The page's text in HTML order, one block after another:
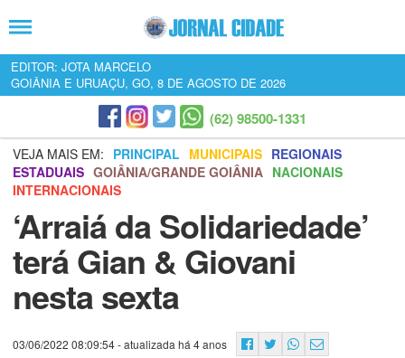
EDITOR: JOTA MARCELO
GOIÂNIA E URUAÇU, GO, 8 DE AGOSTO DE 2026
(62) 98500-1331
VEJA MAIS EM: PRINCIPAL MUNICIPAIS REGIONAIS
ESTADUAIS GOIÂNIA/GRANDE GOIÂNIA NACIONAIS
INTERNACIONAIS
‘Arraiá da Solidariedade’
terá Gian & Giovani
nesta sexta
03/06/2022 08:09:54- atualizada há 4 anos